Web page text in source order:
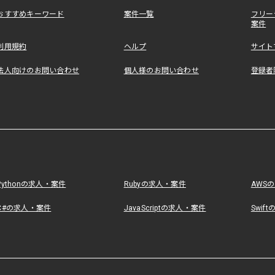
すすめキーワード 案件一覧
フリ
案件
用規約 ヘルプ サイ
人向けのお問い合わせ 個人様のお問い合わせ 登録者
の求人・案件 Rubyの求人・案件 AWS
の求人・案件 JavaScriptの求人・案件 Swift